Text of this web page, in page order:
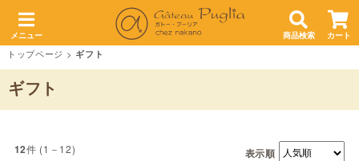
メニュー 商品検索 カート
トップページ > ギフト
ギフト
12件 (1－12) 表示順